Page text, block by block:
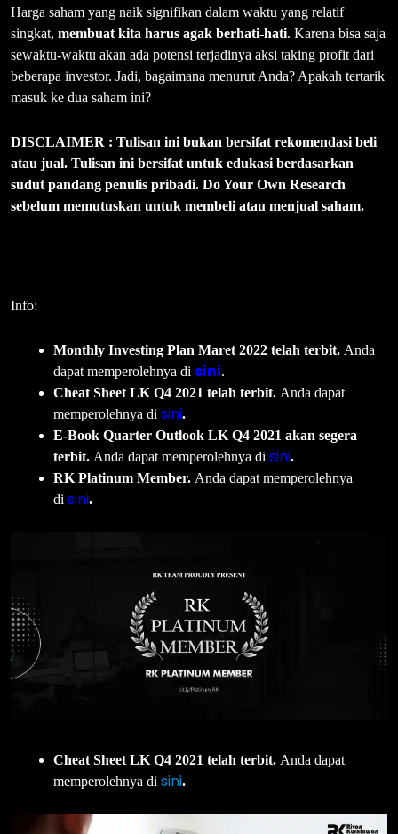
Harga saham yang naik signifikan dalam waktu yang relatif
singkat, membuat kita harus agak berhati-hati. Karena bisa saja
sewaktu-waktu akan ada potensi terjadinya aksi taking profit dari
beberapa investor. Jadi, bagaimana menurut Anda? Apakah tertarik
masuk ke dua saham ini?
DISCLAIMER : Tulisan ini bukan bersifat rekomendasi beli
atau jual. Tulisan ini bersifat untuk edukasi berdasarkan
sudut pandang penulis pribadi. Do Your Own Research
sebelum memutuskan untuk membeli atau menjual saham.
Info:
Monthly Investing Plan Maret 2022 telah terbit. Anda
dapat memperolehnya di sini.
Cheat Sheet LK Q4 2021 telah terbit. Anda dapat
memperolehnya di sini.
E-Book Quarter Outlook LK Q4 2021 akan segera
terbit. Anda dapat memperolehnya di sini.
RK Platinum Member. Anda dapat memperolehnya
di sini.
Cheat Sheet LK Q4 2021 telah terbit. Anda dapat
memperolehnya di sini.